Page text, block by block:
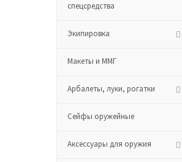
спецсредства
Экипировка
Макеты и ММГ
Арбалеты, луки, рогатки
Сейфы оружейные
Аксессуары для оружия